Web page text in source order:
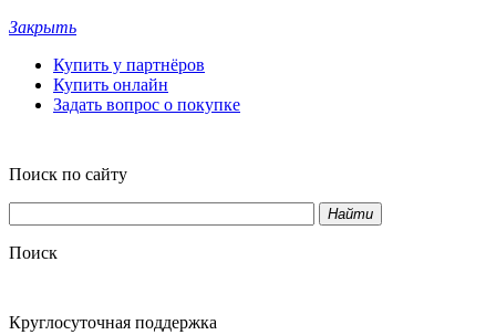
Закрыть
Купить у партнёров
Купить онлайн
Задать вопрос о покупке
Поиск по сайту
Найти
Поиск
Круглосуточная поддержка